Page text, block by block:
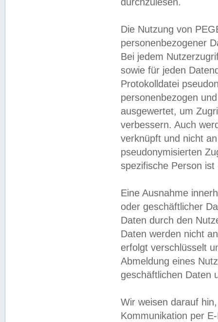
durchzulesen.
Die Nutzung von
personenbezogener
Bei jedem
sowie für jeden
Protokolldatei
personenbezogen
ausgewertet, um
verbessern. Auch
verknüpft und nicht
pseudonymisierten
spezifische Person
Eine Ausnahme
oder geschäftlicher
Daten durch den
Daten werden nicht
erfolgt verschlüsselt
Abmeldung eines
geschäftlichen Daten
Wir weisen darauf
Kommunikation per